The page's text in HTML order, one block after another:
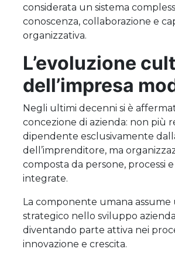
considerata un sistema
conoscenza, collaborazione e
organizzativa.
L’evoluzione
dell’impresa
Negli ultimi decenni si è
concezione di azienda: non più
dipendente esclusivamente
dell’imprenditore, ma
composta da persone, processi
integrate.
La componente umana
strategico nello sviluppo
diventando parte attiva nei
innovazione e crescita.